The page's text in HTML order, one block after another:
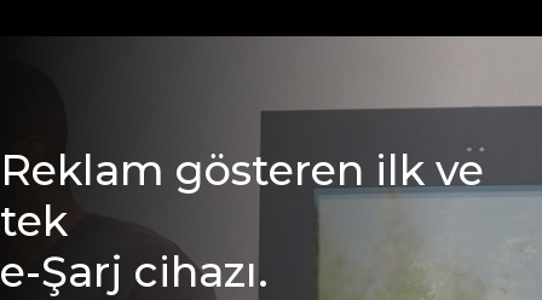
Online satın al
Reklam gösteren ilk ve
tek
e-Şarj cihazı.